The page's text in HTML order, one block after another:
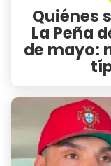
Quiénes
La Peña
de mayo: